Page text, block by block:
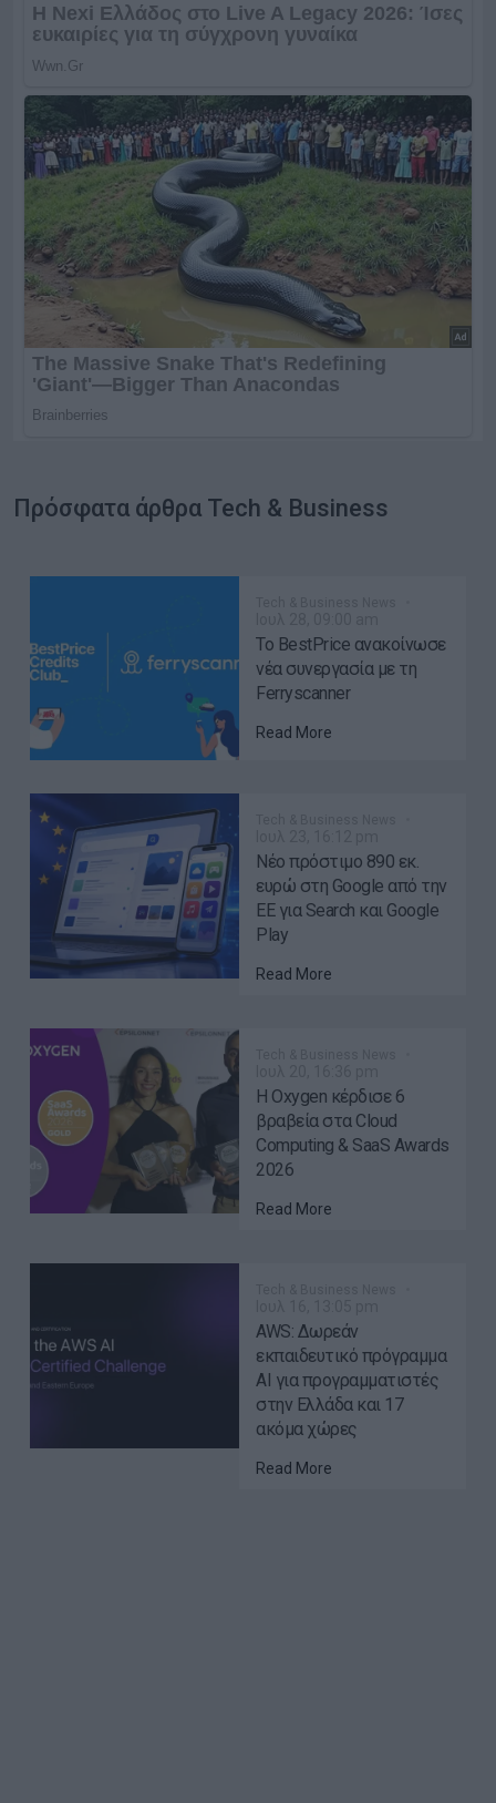
Πρόσφατα άρθρα Tech & Business
Το BestPrice ανακοίνωσε
νέα συνεργασία με τη
Ferryscanner
Read More
Νέο πρόστιμο 890 εκ.
ευρώ στη Google από την
ΕΕ για Search και Google
Play
Read More
Η Oxygen κέρδισε 6
βραβεία στα Cloud
Computing & SaaS Awards
2026
Read More
AWS: Δωρεάν
εκπαιδευτικό πρόγραμμα
AI για προγραμματιστές
στην Ελλάδα και 17
ακόμα χώρες
Read More